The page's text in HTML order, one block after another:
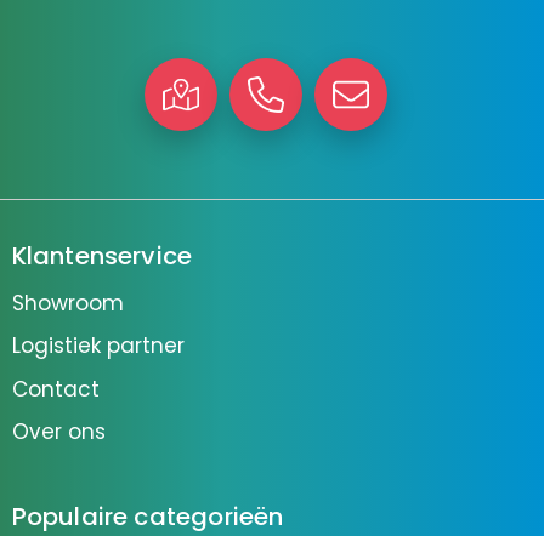
Klantenservice
Showroom
Logistiek partner
Contact
Over ons
Populaire categorieën